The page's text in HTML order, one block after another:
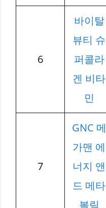
6
바이탈
뷰티 슈
퍼콜라
겐 비타
민
7
GNC 메
가맨 에
너지 앤
드 메타
볼릭